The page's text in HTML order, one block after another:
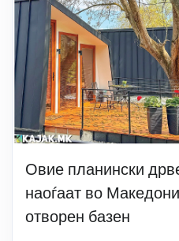
Овие планински
наоѓаат во
отворен базен